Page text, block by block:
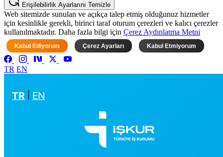
Erişilebilirlik Ayarlarını Temizle
Web sitemizde sunulan ve açıkça talep etmiş olduğunuz hizmetler
için kesinlikle gerekli, birinci taraf oturum çerezleri ve kalıcı çerezler
kullanılmaktadır. Daha fazla bilgi için Çerez Aydınlatma Metni
Kabul Ediyorum Çerez Ayarları Kabul Etmiyorum
TR EN
TR EN